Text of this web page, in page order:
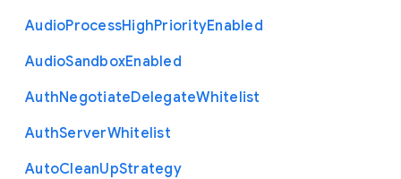
AudioProcessHighPriorityEnabled
AudioSandboxEnabled
AuthNegotiateDelegateWhitelist
AuthServerWhitelist
AutoCleanUpStrategy